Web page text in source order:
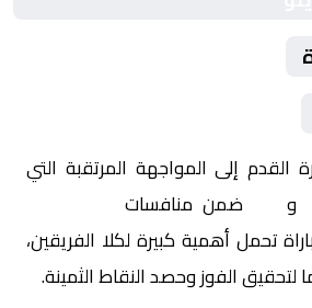
القدم إلى المواجهة المرتقبة التي
و ضمن منافسات
تحمل أهمية كبيرة لكلا الفريقين،
الفوز وحصد النقاط الثمينة.